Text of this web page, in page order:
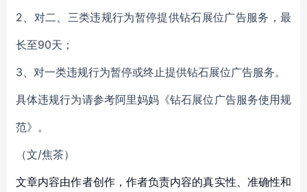
2、对二、三类违规行为暂停提供钻石展位广告服务，最
长至90天；
3、对一类违规行为暂停或终止提供钻石展位广告服务。
具体违规行为请参考阿里妈妈《钻石展位广告服务使用规
范》。
（文/焦茶）
文章内容由作者创作，作者负责内容的真实性、准确性和